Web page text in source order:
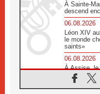
À Sainte-
descend
06.08.2026
Léon XIV
le monde
saints»
06.08.2026
À Assise, le
«les
06.08.2026